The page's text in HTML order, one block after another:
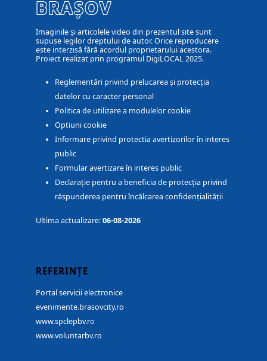
BRAȘOV
Imaginile și articolele video din prezentul site sunt
supuse legilor dreptului de autor. Orice reproducere
este interzisă fără acordul proprietarului acestora.
Proiect realizat prin programul DigiLOCAL 2025.
Reglementări privind prelucarea și protecția
datelor cu caracter personal
Politica de utilizare a modulelor cookie
Optiuni cookie
Informare privind protectia avertizorilor în interes
public
Formular avertizare în interes public
Declarație pentru a beneficia de protecția privind
răspunderea pentru încălcarea confidențialității
Ultima actualizare:06-08-2026
REFERINȚE
Portal servicii electronice
evenimente.brasovcity.ro
www.spclepbv.ro
www.voluntarbv.ro